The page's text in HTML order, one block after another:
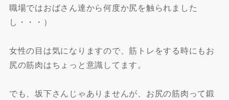
職場ではおばさん達から何度か尻を触られました
し・・・）
女性の目は気になりますので、筋トレをする時にもお
尻の筋肉はちょっと意識してます。
でも、坂下さんじゃありませんが、お尻の筋肉って鍛